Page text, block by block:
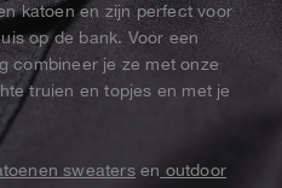
katoen en zijn perfect voor
op de bank. Voor een
combineer je ze met onze
truien en topjes en met je
sweatersen outdoor